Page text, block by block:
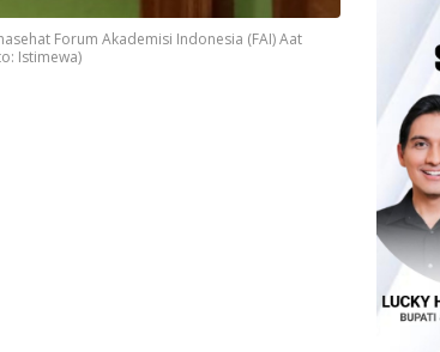
Forum Akademisi Indonesia (FAI) Aat
Istimewa)